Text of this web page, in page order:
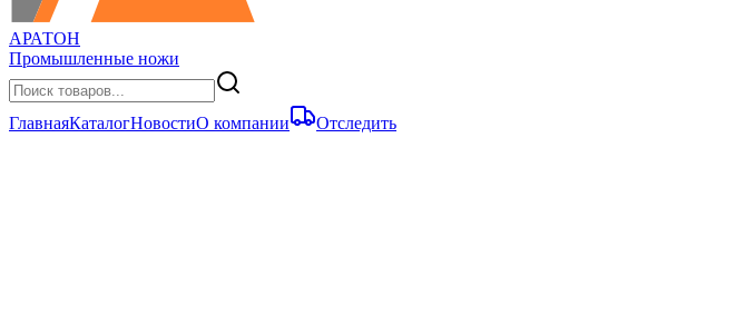
АРАТОН
Промышленные ножи
ГлавнаяКаталогНовостиО компании Отследить